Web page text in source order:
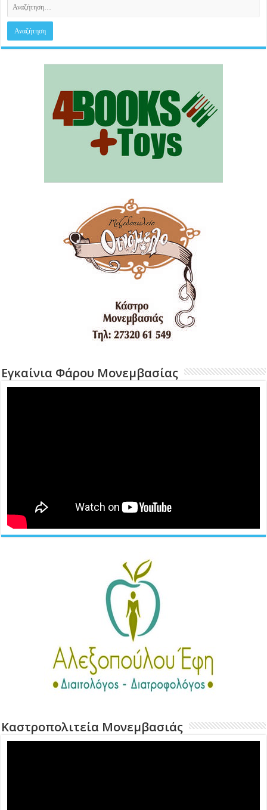
Εγκαίνια Φάρου Μονεμβασίας
Καστροπολιτεία Μονεμβασιάς